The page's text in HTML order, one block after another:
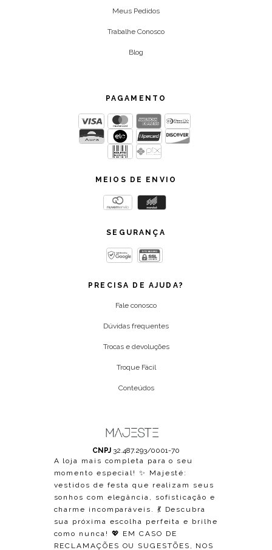
Meus Pedidos
Trabalhe Conosco
Blog
PAGAMENTO
MEIOS DE ENVIO
SEGURANÇA
PRECISA DE AJUDA?
Fale conosco
Dúvidas frequentes
Trocas e devoluções
Troque Fácil
Conteúdos
CNPJ 32.487.293/0001-70
A loja mais completa para o seu
momento especial! ✨ Majesté:
vestidos de festa que realizam seus
sonhos com elegância, sofisticação e
charme incomparáveis. 💃 Descubra
sua próxima escolha perfeita e brilhe
como nunca! 💖 EM CASO DE
RECLAMAÇÕES OU SUGESTÕES, NOS